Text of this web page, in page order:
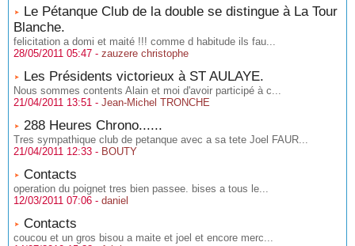
Le Pétanque Club de la double se distingue à La Tour
Blanche.
felicitation a domi et maité !!! comme d habitude ils fau...
28/05/2011 05:47 - zauzere christophe
Les Présidents victorieux à ST AULAYE.
Nous sommes contents Alain et moi d'avoir participé à c...
21/04/2011 13:51 - Jean-Michel TRONCHE
288 Heures Chrono......
Tres sympathique club de petanque avec a sa tete Joel FAUR...
21/04/2011 12:33 - BOUTY
Contacts
operation du poignet tres bien passee. bises a tous le...
12/03/2011 07:06 - daniel
Contacts
coucou et un gros bisou a maite et joel et encore merc...